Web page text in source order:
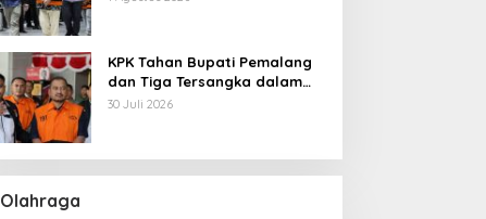
KPK Tahan Bupati Pemalang
dan Tiga Tersangka dalam
Kasus Dugaan Pemerasan
30 Juli 2026
Olahraga